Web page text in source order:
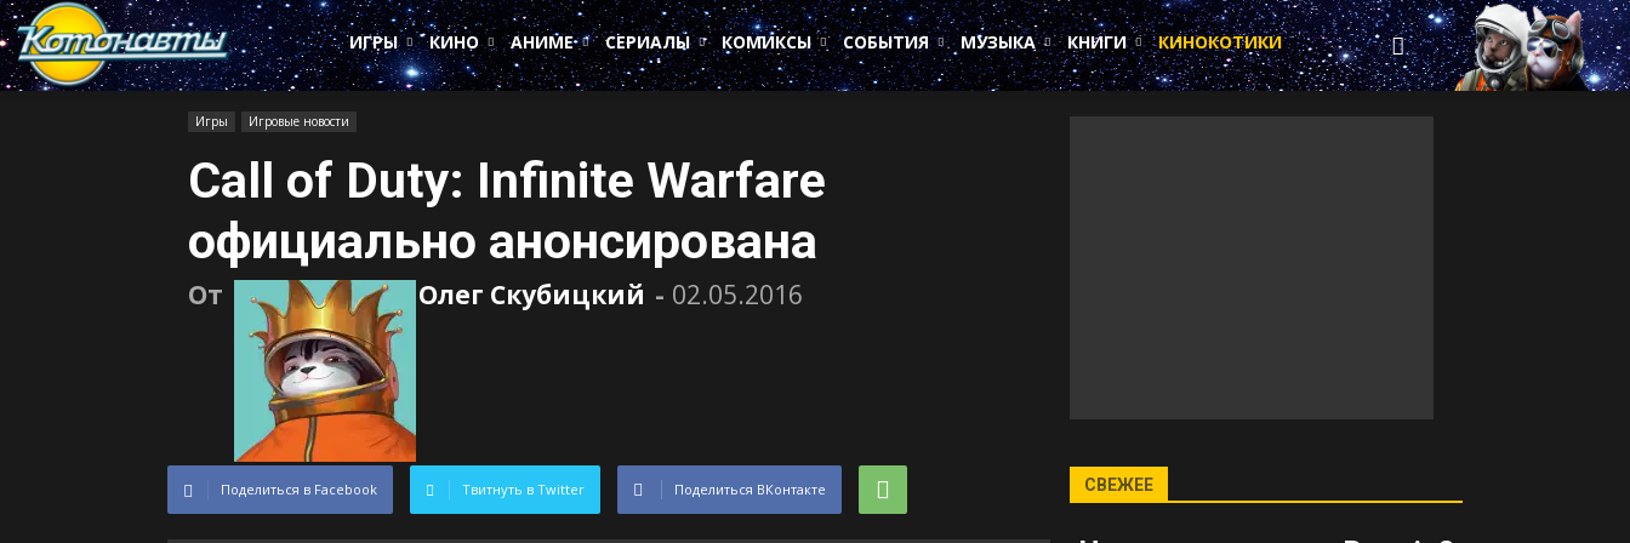
Котонавты
ИГРЫ
КИНО АНИМЕ СЕРИАЛЫ КОМИКСЫ СОБЫТИЯ МУЗЫКА КНИГИ КИНОКОТИКИ
Игры Игровые новости
Call of Duty: Infinite Warfare
официально анонсирована
От Олег Скубицкий - 02.05.2016
Поделиться в Facebook Твитнуть в Twitter Поделиться ВКонтакте СВЕЖЕЕ